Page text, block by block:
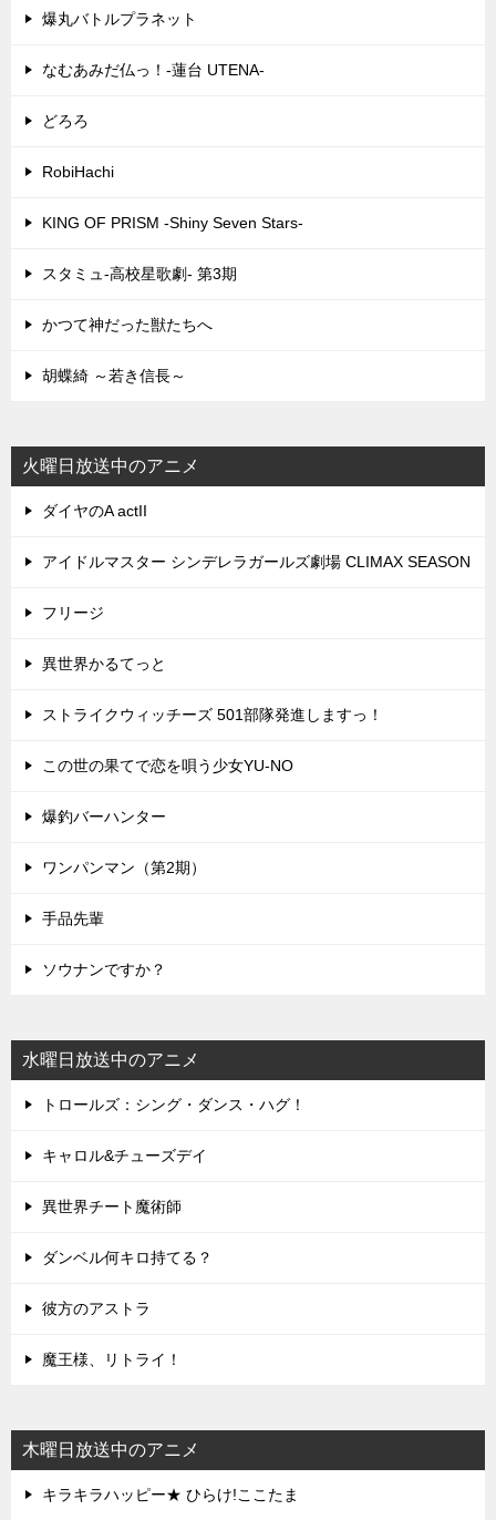
爆丸バトルプラネット
なむあみだ仏っ！-蓮台 UTENA-
どろろ
RobiHachi
KING OF PRISM -Shiny Seven Stars-
スタミュ-高校星歌劇- 第3期
かつて神だった獣たちへ
胡蝶綺 ～若き信長～
火曜日放送中のアニメ
ダイヤのA actII
アイドルマスター シンデレラガールズ劇場 CLIMAX SEASON
フリージ
異世界かるてっと
ストライクウィッチーズ 501部隊発進しますっ！
この世の果てで恋を唄う少女YU-NO
爆釣バーハンター
ワンパンマン（第2期）
手品先輩
ソウナンですか？
水曜日放送中のアニメ
トロールズ：シング・ダンス・ハグ！
キャロル&チューズデイ
異世界チート魔術師
ダンベル何キロ持てる？
彼方のアストラ
魔王様、リトライ！
木曜日放送中のアニメ
キラキラハッピー★ ひらけ!ここたま